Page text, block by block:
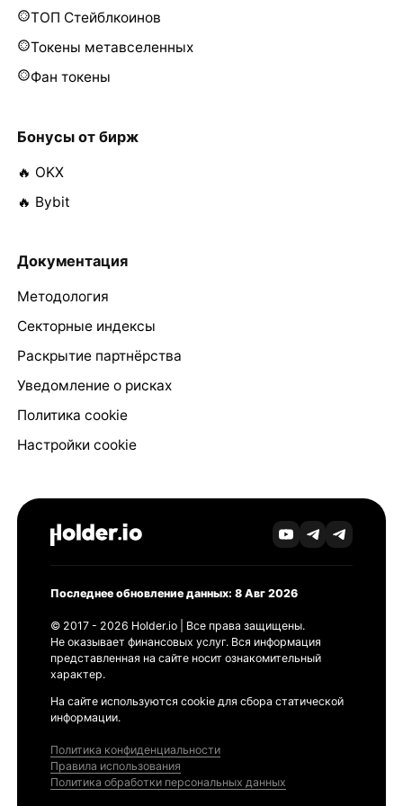
ТОП Стейблкоинов
Токены метавселенных
Фан токены
Бонусы от бирж
🔥 OKX
🔥 Bybit
Документация
Методология
Секторные индексы
Раскрытие партнёрства
Уведомление о рисках
Политика cookie
Настройки cookie
Последнее обновление данных: 8 Авг 2026
© 2017 - 2026 Holder.io | Все права защищены.
Не оказывает финансовых услуг. Вся информация
представленная на сайте носит ознакомительный
характер.
На сайте используются cookie для сбора статической
информации.
Политика конфиденциальности
Правила использования
Политика обработки персональных данных